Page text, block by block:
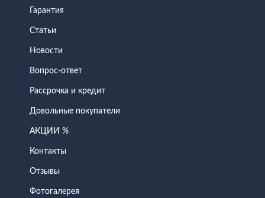
Гарантия
Статьи
Новости
Вопрос-ответ
Рассрочка и кредит
Довольные покупатели
АКЦИИ %
Контакты
Отзывы
Фотогалерея